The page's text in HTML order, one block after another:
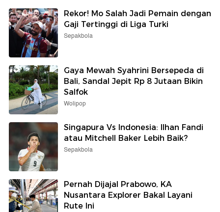
Rekor! Mo Salah Jadi Pemain dengan
Gaji Tertinggi di Liga Turki
Sepakbola
Gaya Mewah Syahrini Bersepeda di
Bali, Sandal Jepit Rp 8 Jutaan Bikin
Salfok
Wolipop
Singapura Vs Indonesia: Ilhan Fandi
atau Mitchell Baker Lebih Baik?
Sepakbola
Pernah Dijajal Prabowo, KA
Nusantara Explorer Bakal Layani
Rute Ini